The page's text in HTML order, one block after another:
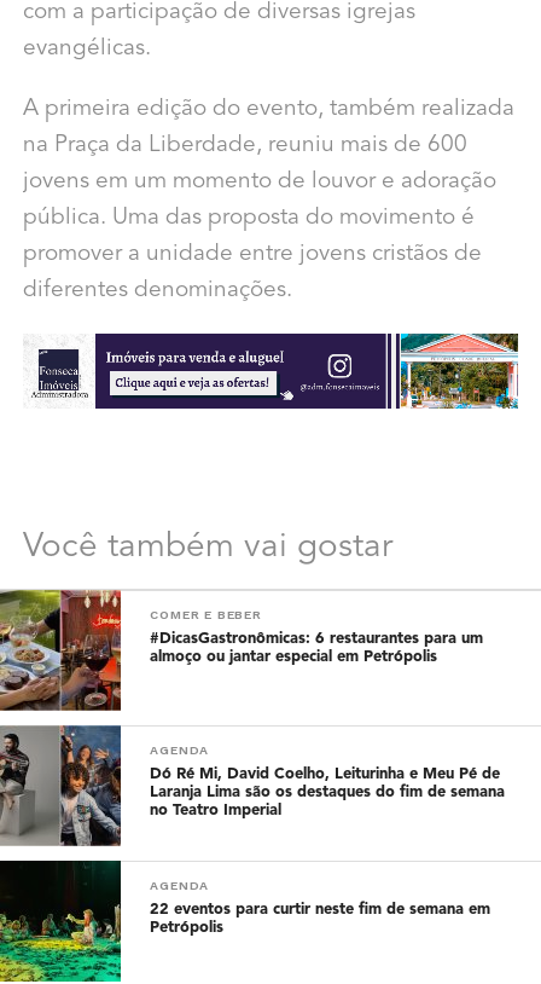
com a participação de diversas igrejas
evangélicas.
A primeira edição do evento, também realizada
na Praça da Liberdade, reuniu mais de 600
jovens em um momento de louvor e adoração
pública. Uma das proposta do movimento é
promover a unidade entre jovens cristãos de
diferentes denominações.
Você também vai gostar
COMER E BEBER
#DicasGastronômicas: 6 restaurantes para um
almoço ou jantar especial em Petrópolis
AGENDA
Dó Ré Mi, David Coelho, Leiturinha e Meu Pé de
Laranja Lima são os destaques do fim de semana
no Teatro Imperial
AGENDA
22 eventos para curtir neste fim de semana em
Petrópolis